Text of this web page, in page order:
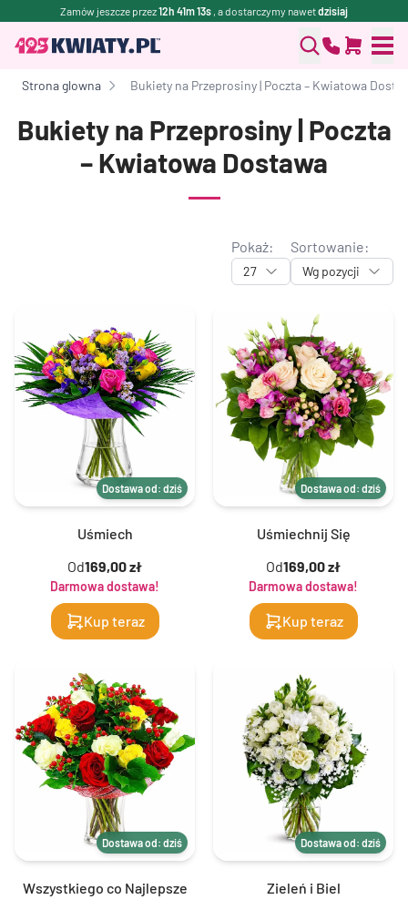
Zamów jeszcze przez12h 41m 12s , a dostarczymy nawetdzisiaj
Strona glowna Bukiety na Przeprosiny | Poczta – Kwiatowa
Bukiety na Przeprosiny | Poczta
– Kwiatowa Dostawa
Pokaż:
27
Sortowanie:
Wg pozycji
Dostawa od: dziś
Uśmiech
Od169,00 zł
Darmowa dostawa!
Kup teraz
Dostawa od: dziś
Uśmiechnij Się
Od169,00 zł
Darmowa dostawa!
Kup teraz
Dostawa od: dziś
Wszystkiego co Najlepsze
Dostawa od: dziś
Zieleń i Biel